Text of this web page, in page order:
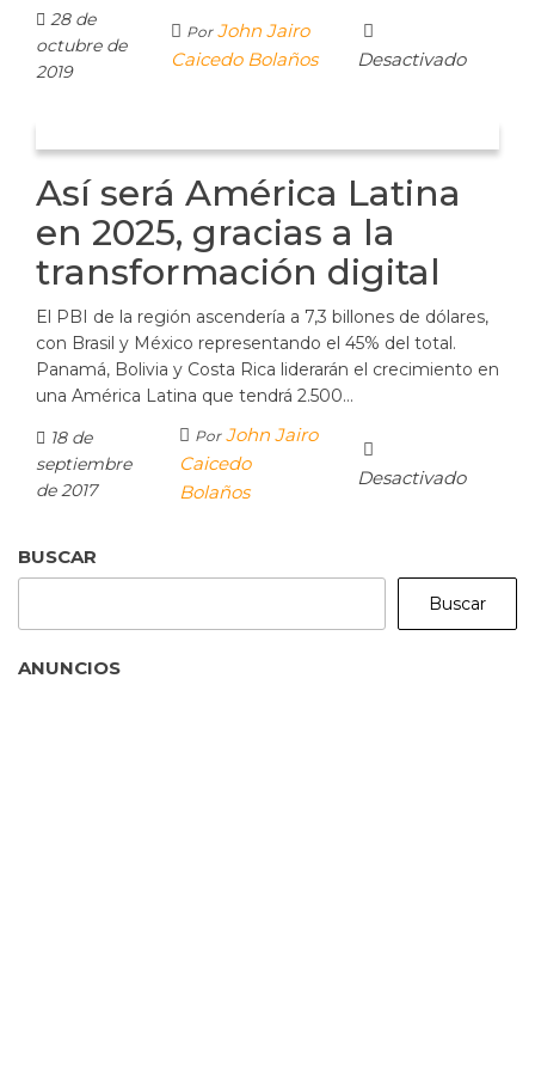
28 de
octubre de
2019
Por John Jairo
Caicedo Bolaños
Desactivado
Así será América Latina
en 2025, gracias a la
transformación digital
El PBI de la región ascendería a 7,3 billones de dólares,
con Brasil y México representando el 45% del total.
Panamá, Bolivia y Costa Rica liderarán el crecimiento en
una América Latina que tendrá 2.500…
18 de
septiembre
de 2017
Por John Jairo
Caicedo
Bolaños
Desactivado
BUSCAR
Buscar
ANUNCIOS